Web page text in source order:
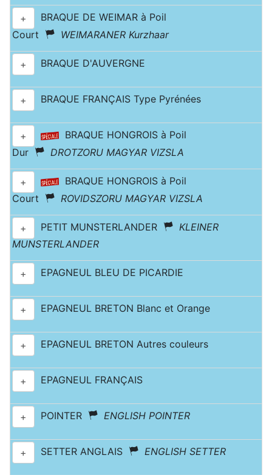
+
BRAQUE DE WEIMAR à Poil
Court
WEIMARANER Kurzhaar
+ BRAQUE D'AUVERGNE
+ BRAQUE FRANÇAIS Type Pyrénées
+
BRAQUE HONGROIS à Poil
Dur
DROTZORU MAGYAR VIZSLA
+
BRAQUE HONGROIS à Poil
Court
ROVIDSZORU MAGYAR VIZSLA
+ PETIT MUNSTERLANDER
KLEINER
MUNSTERLANDER
+ EPAGNEUL BLEU DE PICARDIE
+ EPAGNEUL BRETON Blanc et Orange
+ EPAGNEUL BRETON Autres couleurs
+ EPAGNEUL FRANÇAIS
+ POINTER ENGLISH POINTER
+ SETTER ANGLAIS ENGLISH SETTER